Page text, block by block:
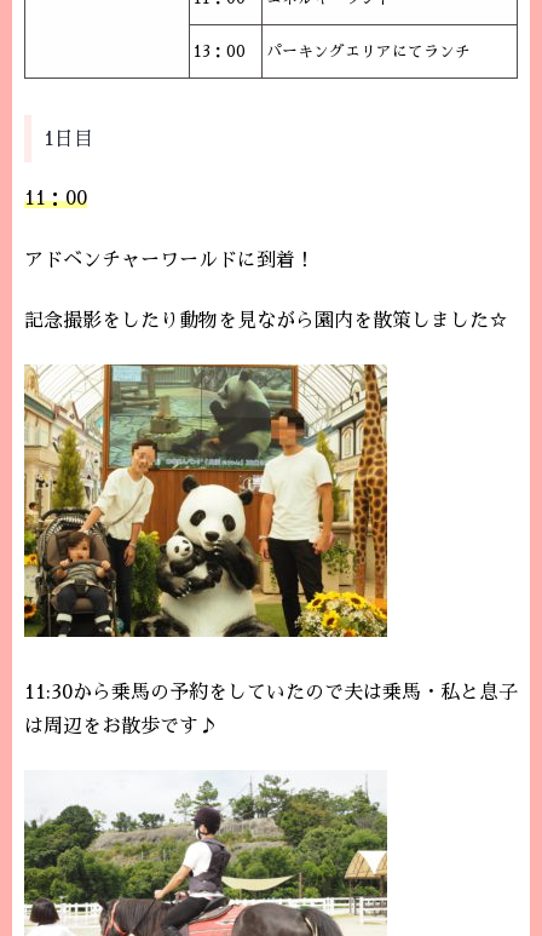
13：00 パーキングエリアにてランチ
1日目
11：00
アドベンチャーワールドに到着！
記念撮影をしたり動物を見ながら園内を散策しました☆
11:30から乗馬の予約をしていたので夫は乗馬・私と息子
は周辺をお散歩です♪